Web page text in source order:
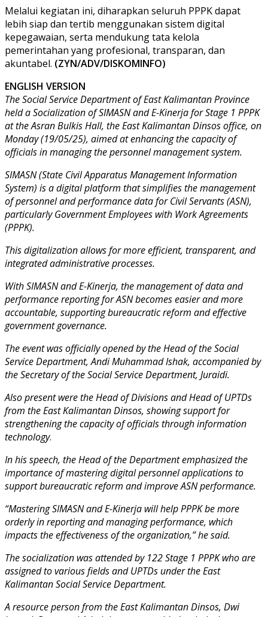
Melalui kegiatan ini, diharapkan seluruh PPPK dapat
lebih siap dan tertib menggunakan sistem digital
kepegawaian, serta mendukung tata kelola
pemerintahan yang profesional, transparan, dan
akuntabel. (ZYN/ADV/DISKOMINFO)
ENGLISH VERSION
The Social Service Department of East Kalimantan Province
held a Socialization of SIMASN and E-Kinerja for Stage 1 PPPK
at the Asran Bulkis Hall, the East Kalimantan Dinsos office, on
Monday (19/05/25), aimed at enhancing the capacity of
officials in managing the personnel management system.
SIMASN (State Civil Apparatus Management Information
System) is a digital platform that simplifies the management
of personnel and performance data for Civil Servants (ASN),
particularly Government Employees with Work Agreements
(PPPK).
This digitalization allows for more efficient, transparent, and
integrated administrative processes.
With SIMASN and E-Kinerja, the management of data and
performance reporting for ASN becomes easier and more
accountable, supporting bureaucratic reform and effective
government governance.
The event was officially opened by the Head of the Social
Service Department, Andi Muhammad Ishak, accompanied by
the Secretary of the Social Service Department, Juraidi.
Also present were the Head of Divisions and Head of UPTDs
from the East Kalimantan Dinsos, showing support for
strengthening the capacity of officials through information
technology.
In his speech, the Head of the Department emphasized the
importance of mastering digital personnel applications to
support bureaucratic reform and improve ASN performance.
“Mastering SIMASN and E-Kinerja will help PPPK be more
orderly in reporting and managing performance, which
impacts the effectiveness of the organization,” he said.
The socialization was attended by 122 Stage 1 PPPK who are
assigned to various fields and UPTDs under the East
Kalimantan Social Service Department.
A resource person from the East Kalimantan Dinsos, Dwi